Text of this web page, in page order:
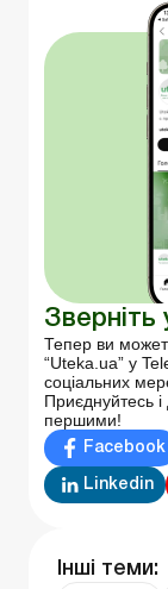
Зверніть
Тепер ви
“Uteka.ua” у
соціальних
Приєднуйтесь
першими!
Facebook
Linkedin
Інші теми: